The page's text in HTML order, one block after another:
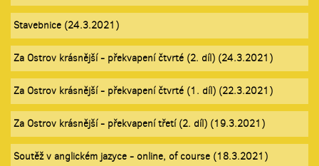
Stavebnice (24.3.2021)
Za Ostrov krásnější - překvapení čtvrté (2. díl) (24.3.2021)
Za Ostrov krásnější - překvapení čtvrté (1. díl) (22.3.2021)
Za Ostrov krásnější - překvapení třetí (2. díl) (19.3.2021)
Soutěž v anglickém jazyce - online, of course (18.3.2021)